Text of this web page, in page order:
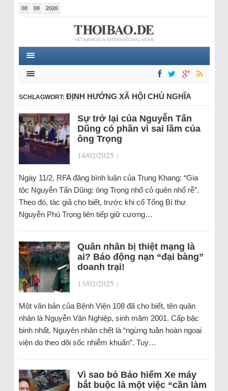
08 08 2026
SCHLAGWORT: ĐỊNH HƯỚNG XÃ HỘI CHỦ NGHĨA
Sự trở lại của Nguyễn Tấn
Dũng có phần vì sai lầm của
ông Trọng
14/02/2025 |
Ngày 11/2, RFA đăng bình luận của Trung Khang: “Gia
tộc Nguyễn Tấn Dũng: ông Trọng nhổ cỏ quên nhổ rễ”.
Theo đó, tác giả cho biết, trước khi cố Tổng Bí thư
Nguyễn Phú Trọng liên tiếp giữ cương…
Quân nhân bị thiệt mạng là
ai? Báo động nạn “đại bàng”
doanh trại!
13/02/2025 |
Một văn bản của Bệnh Viện 108 đã cho biết, tên quân
nhân là Nguyễn Văn Nghiệp, sinh măm 2001. Cấp bậc
binh nhất. Nguyên nhân chết là “ngừng tuần hoàn ngoại
viện do theo dõi sốc nhiễm khuẩn”. Tuy…
Vì sao bỏ Bảo hiểm Xe máy
bắt buộc là một việc “cần làm